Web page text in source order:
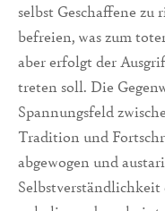
selbst Geschaffene
befreien, was zum
aber erfolgt der
treten soll. Die
Spannungsfeld
Tradition und
abgewogen und
Selbstverständlichkeit